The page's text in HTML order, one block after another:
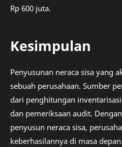
Rp 600 juta.
Kesimpulan
Penyusunan neraca sisa yang
sebuah perusahaan. Sumber
dari penghitungan
dan pemeriksaan audit.
penyusun neraca sisa,
keberhasilannya di masa depan.